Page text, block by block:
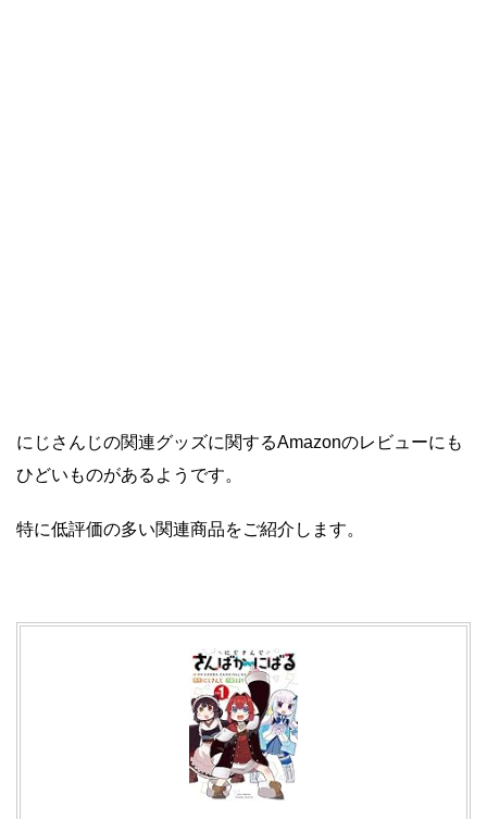
にじさんじの関連グッズに関するAmazonのレビューにも
ひどいものがあるようです。
特に低評価の多い関連商品をご紹介します。